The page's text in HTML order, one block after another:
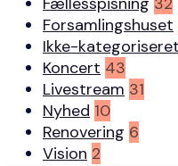
Forsamlingshuset
Ikke-kategoriseret
Koncert 43
Livestream 31
Nyhed 10
Renovering 6
Vision 2